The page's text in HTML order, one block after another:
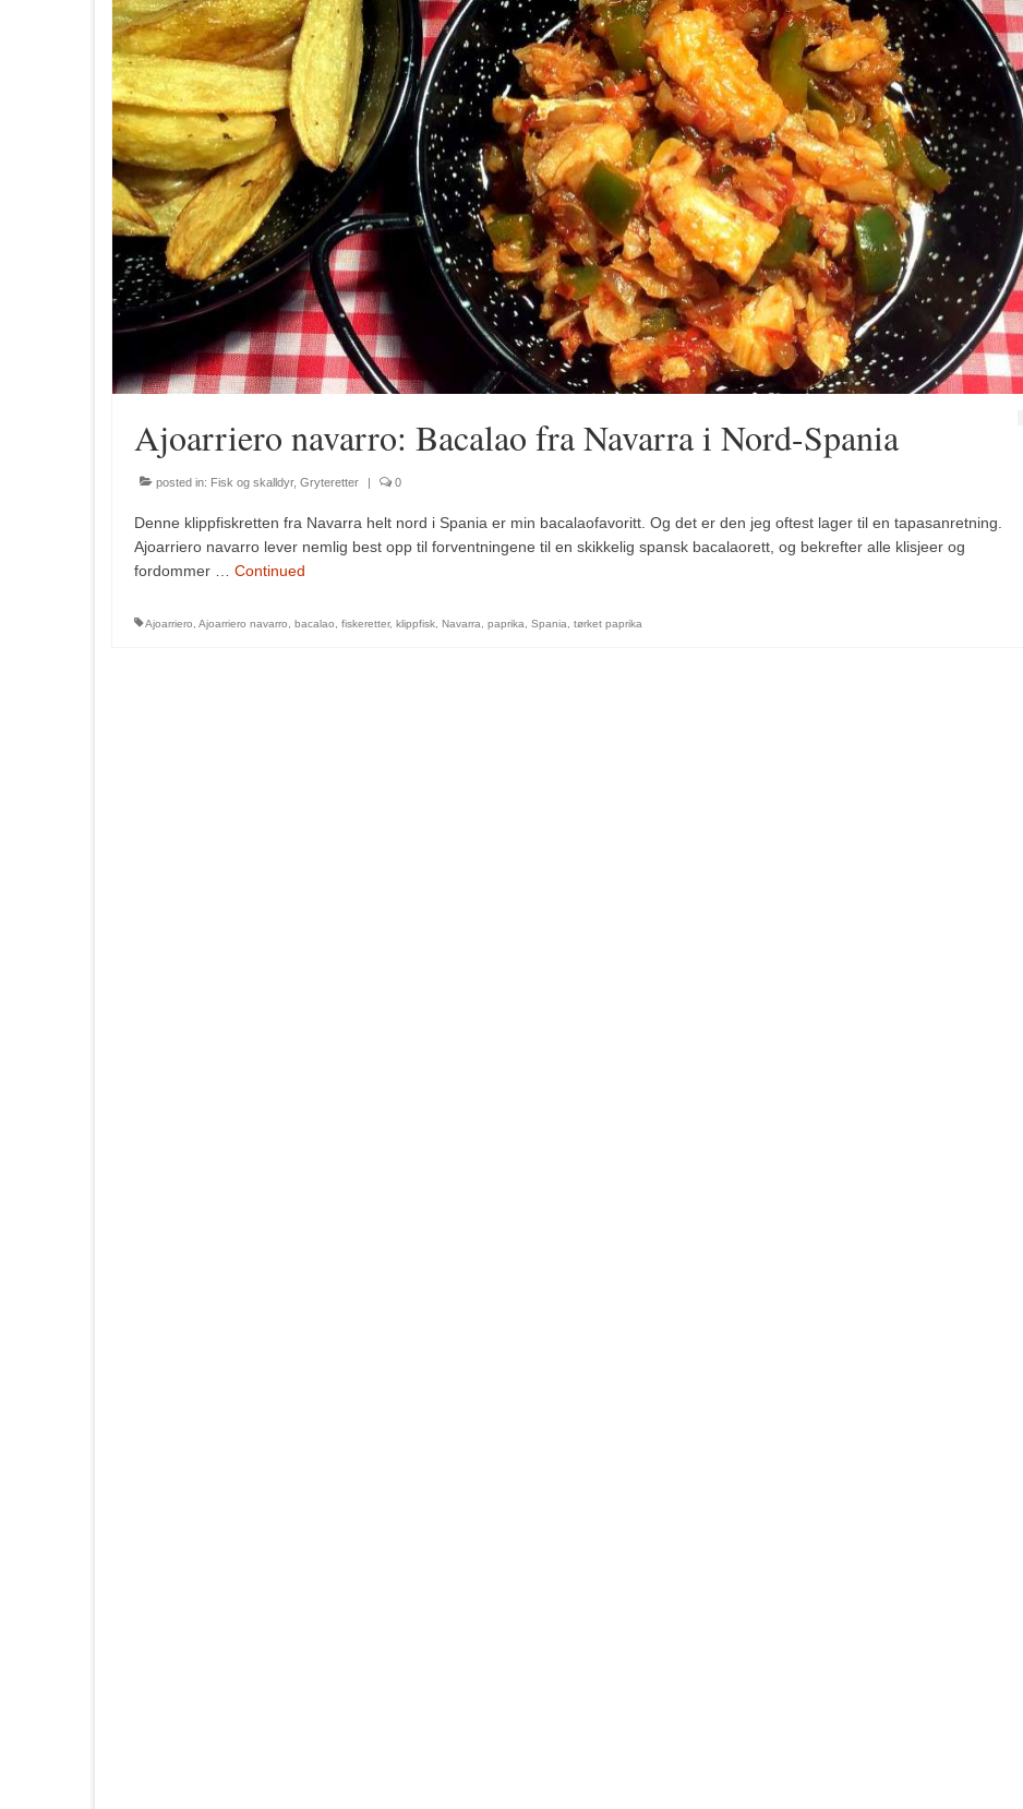
Ajoarriero navarro: Bacalao fra Navarra i Nord-Spania
posted in: Fisk og skalldyr, Gryteretter 0
Denne klippfiskretten fra Navarra helt nord i Spania er min bacalaofavoritt. Og det er den jeg oftest lager til en tapasanretning.
Ajoarriero navarro lever nemlig best opp til forventningene til en skikkelig spansk bacalaorett, og bekrefter alle klisjeer og
fordommer … Continued
Ajoarriero, Ajoarriero navarro, bacalao, fiskeretter, klippfisk, Navarra, paprika, Spania, tørket paprika